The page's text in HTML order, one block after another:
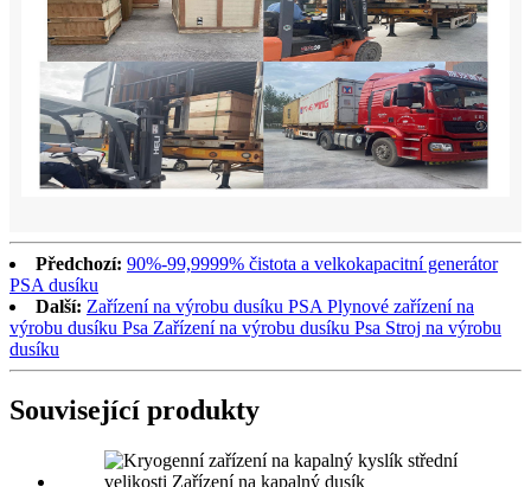
Předchozí: 90%-99,9999% čistota a velkokapacitní generátor
PSA dusíku
Další: Zařízení na výrobu dusíku PSA Plynové zařízení na
výrobu dusíku Psa Zařízení na výrobu dusíku Psa Stroj na výrobu
dusíku
Související produkty